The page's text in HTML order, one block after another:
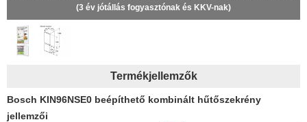
(3 év jótállás fogyasztónak és KKV-nak)
Termékjellemzők
Bosch KIN96NSE0 beépíthető kombinált hűtőszekrény
jellemzői